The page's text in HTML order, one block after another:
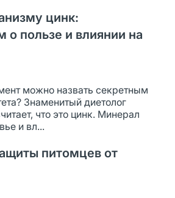
цинк:
о пользе и влиянии на
можно назвать секретным
Знаменитый диетолог
что это цинк. Минерал
и вл...
питомцев от